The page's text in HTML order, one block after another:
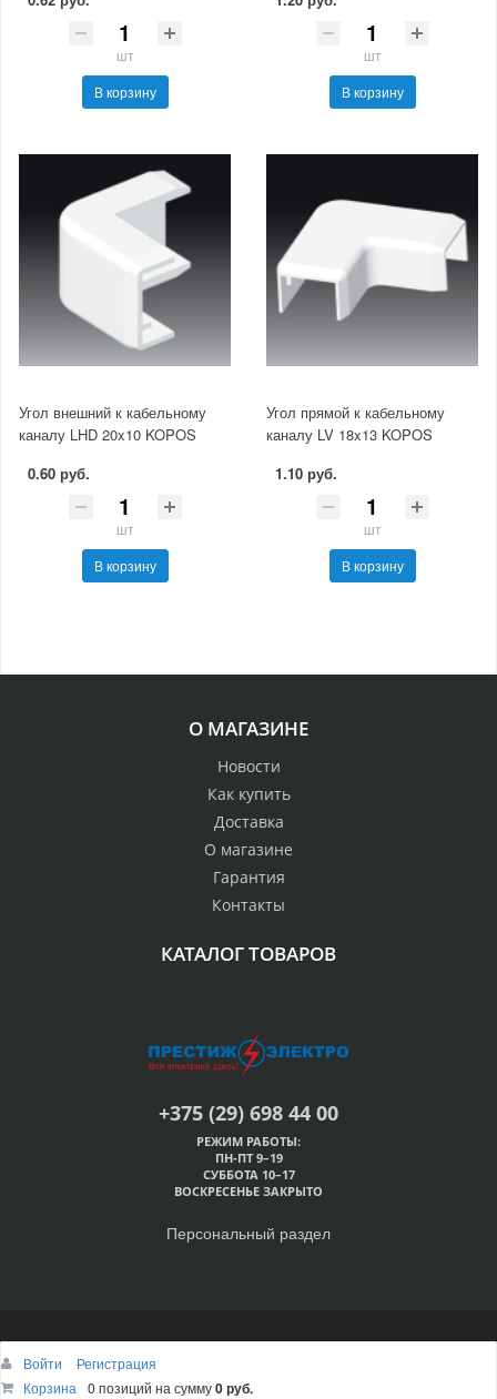
шт
В корзину
шт
В корзину
Угол внешний к кабельному
каналу LHD 20x10 KOPOS
0.60 руб.
шт
В корзину
Угол прямой к кабельному
каналу LV 18x13 KOPOS
1.10 руб.
шт
В корзину
О МАГАЗИНЕ
Новости
Как купить
Доставка
О магазине
Гарантия
Контакты
КАТАЛОГ ТОВАРОВ
+375 (29) 698 44 00
РЕЖИМ РАБОТЫ:
ПН-ПТ 9–19
СУББОТА 10–17
ВОСКРЕСЕНЬЕ ЗАКРЫТО
Персональный раздел
© Магазин электрики «Престиж Электро», 2019
Войти
Регистрация
Корзина
0 позиций на сумму0 руб.